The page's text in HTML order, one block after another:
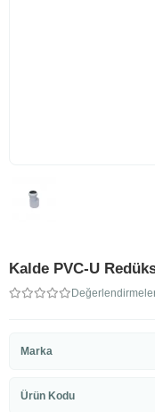
Kalde PVC-U
Marka
Ürün Kodu